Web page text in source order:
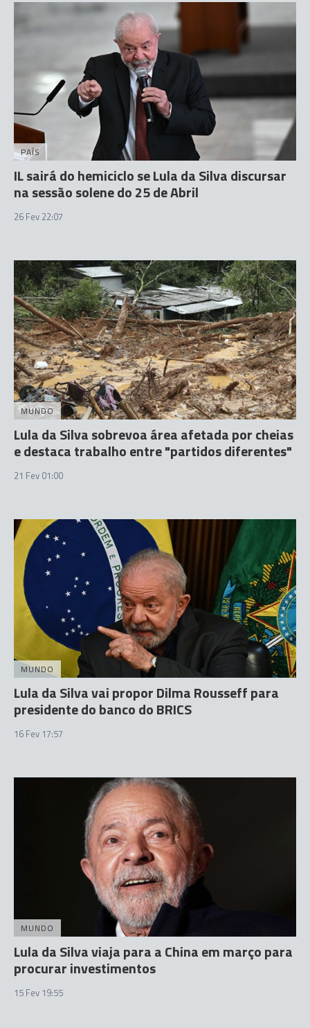
PAÍS
IL sairá do hemiciclo se Lula da Silva discursar
na sessão solene do 25 de Abril
26 Fev 22:07
MUNDO
Lula da Silva sobrevoa área afetada por cheias
e destaca trabalho entre "partidos diferentes"
21 Fev 01:00
MUNDO
Lula da Silva vai propor Dilma Rousseff para
presidente do banco do BRICS
16 Fev 17:57
MUNDO
Lula da Silva viaja para a China em março para
procurar investimentos
15 Fev 19:55